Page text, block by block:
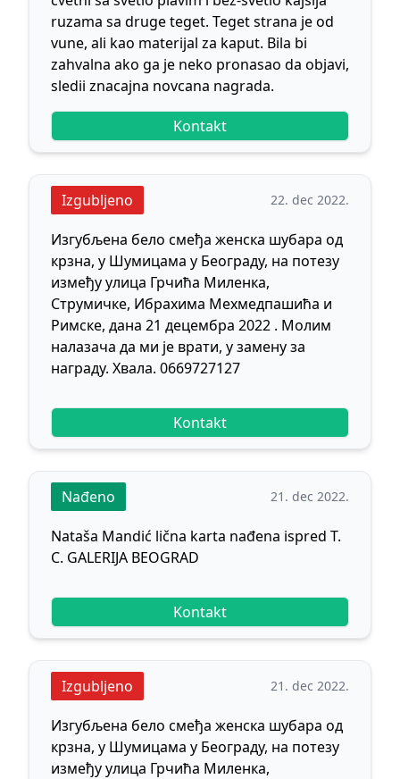
ruzama sa druge teget. Teget strana je od
vune, ali kao materijal za kaput. Bila bi
zahvalna ako ga je neko pronasao da objavi,
sledii znacajna novcana nagrada.
Kontakt
Izgubljeno 22. dec 2022.
Изгубљена бело смеђа женска шубара од
крзна, у Шумицама у Београду, на потезу
између улица Грчића Миленка,
Струмичке, Ибрахима Мехмедпашића и
Римске, дана 21 децембра 2022 . Молим
налазача да ми је врати, у замену за
награду. Хвала. 0669727127
Kontakt
Nađeno 21. dec 2022.
Nataša Mandić lična karta nađena ispred T.
C. GALERIJA BEOGRAD
Kontakt
Izgubljeno 21. dec 2022.
Изгубљена бело смеђа женска шубара од
крзна, у Шумицама у Београду, на потезу
између улица Грчића Миленка,